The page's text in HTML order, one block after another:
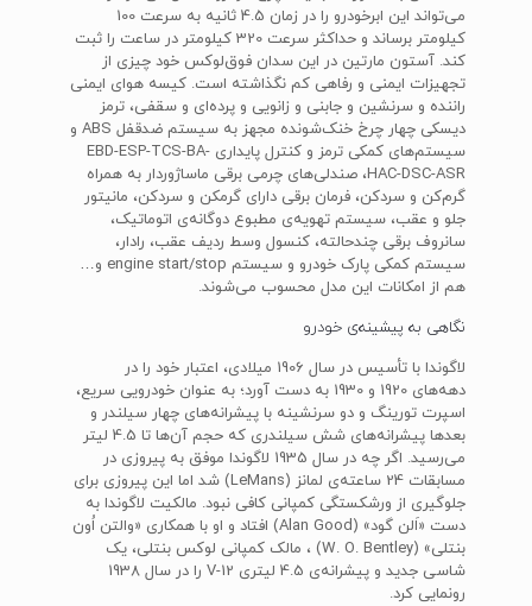
می‌تواند این ابرخودرو را در زمان 4.5 ثانیه به سرعت 100
کیلومتر برساند و حداکثر سرعت 320 کیلومتر در ساعت را ثبت
کند. آستون مارتین در این سدان فوق‌لوکس خود چیزی از
تجهیزات ایمنی و رفاهی کم نگذاشته است. کیسه هوای ایمنی
راننده و سرنشین و جابنی و زانویی و پرده‌ای و سقفی، ترمز
دیسکی چهار چرخ خنک‌شونده مجهز به سیستم ضدقفل ABS و
سیستم‌های کمکی ترمز و کنترل پایداری EBD-ESP-TCS-BA-
HAC-DSC-ASR، صندلی‌های چرمی برقی ماساژوردار به همراه
گرم‌کن و سردکن، فرمان برقی دارای گرمکن و سردکن، مانیتور
جلو و عقب، سیستم تهویه‌ی مطبوع دوگانه‌ی اتوماتیک،
سانروف برقی چندحالته، کنسول وسط ردیف عقب، رادار،
سیستم کمکی پارک خودرو و سیستم engine start/stop و…
هم از امکانات این مدل محسوب می‌شوند.
نگاهی به پیشینه‌ی خودرو
لاگوندا با تأسیس در سال 1906 میلادی، اعتبار خود را در
دهه‌های 1920 و 1930 به دست آورد؛ به عنوان خودرویی سریع،
اسپرت تورینگ و دو سرنشینه با پیشرانه‌های چهار سیلندر و
بعدها پیشرانه‌های شش سیلندری که حجم آن‌ها تا 4.5 لیتر
می‌رسید. اگر چه در سال 1935 لاگوندا موفق به پیروزی در
مسابقات 24 ساعته‌ی لمانز (LeMans) شد اما این پیروزی برای
جلوگیری از ورشکستگی کمپانی کافی نبود. مالکیت لاگوندا به
دست «اَلن گود» (Alan Good) افتاد و او با همکاری «والتن اُون
بنتلی» (W. O. Bentley) ، مالک کمپانی لوکس بنتلی، یک
شاسی جدید و پیشرانه‌ی 4.5 لیتری V-12 را در سال 1938
رونمایی کرد.